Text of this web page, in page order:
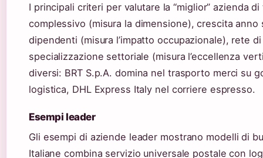
I principali criteri per valutare la “miglior” azienda
complessivo (misura la dimensione), crescita
dipendenti (misura l’impatto occupazionale), rete
specializzazione settoriale (misura l’eccellenza
diversi: BRT S.p.A. domina nel trasporto merci su
logistica, DHL Express Italy nel corriere espresso.
Esempi leader
Gli esempi di aziende leader mostrano modelli di
Italiane combina servizio universale postale con